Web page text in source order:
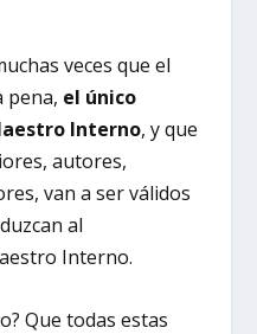
veces que el
pena, el único
Interno, y que
autores,
van a ser válidos
al
Interno.
Que todas estas